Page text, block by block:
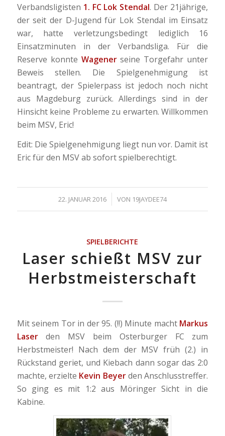
Verbandsligisten 1. FC Lok Stendal. Der 21jährige,
der seit der D-Jugend für Lok Stendal im Einsatz
war, hatte verletzungsbedingt lediglich 16
Einsatzminuten in der Verbandsliga. Für die
Reserve konnte Wagenerseine Torgefahr unter
Beweis stellen. Die Spielgenehmigung ist
beantragt, der Spielerpass ist jedoch noch nicht
aus Magdeburg zurück. Allerdings sind in der
Hinsicht keine Probleme zu erwarten. Willkommen
beim MSV, Eric!
Edit: Die Spielgenehmigung liegt nun vor. Damit ist
Eric für den MSV ab sofort spielberechtigt.
22. JANUAR 2016
/ VON 19JAYDEE74
SPIELBERICHTE
Laser schießt MSV zur
Herbstmeisterschaft
Mit seinem Tor in der 95. (!!) Minute macht Markus
Laserden MSV beim Osterburger FC zum
Herbstmeister! Nach dem der MSV früh (2.) in
Rückstand geriet, und Kiebach dann sogar das 2:0
machte, erzielte Kevin Beyerden Anschlusstreffer.
So ging es mit 1:2 aus Möringer Sicht in die
Kabine.